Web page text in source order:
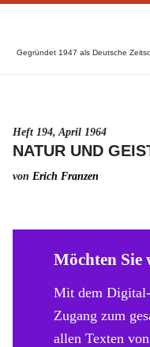
Gegründet 1947 als Deutsche
Heft 194, April 1964
NATUR UND
von Erich Franzen
Möchten Sie
Mit dem
Zugang zum
allen Texten